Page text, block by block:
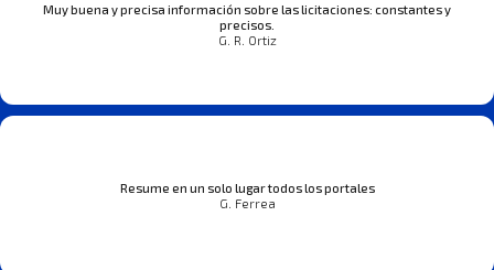
Muy buena y precisa información sobre las licitaciones: constantes y
precisos.
G. R. Ortiz
Resume en un solo lugar todos los portales
G. Ferrea